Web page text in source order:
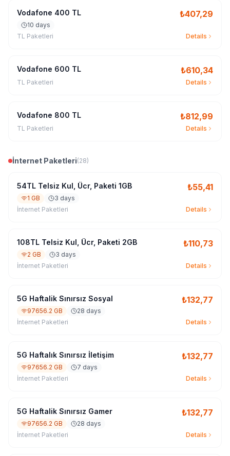
Vodafone 400 TL ₺407,29
10 days
TL Paketleri
Details
Vodafone 600 TL ₺610,34
TL Paketleri Details
Vodafone 800 TL ₺812,99
TL Paketleri Details
İnternet Paketleri(28)
54TL Telsiz Kul, Ücr, Paketi 1GB ₺55,41
1 GB
3 days
İnternet Paketleri
Details
108TL Telsiz Kul, Ücr, Paketi 2GB ₺110,73
2 GB
3 days
İnternet Paketleri
Details
5G Haftalik Sınırsız Sosyal ₺132,77
97656.2 GB
28 days
İnternet Paketleri
Details
5G Haftalık Sınırsız İletişim ₺132,77
97656.2 GB
7 days
İnternet Paketleri
Details
5G Haftalik Sınırsız Gamer ₺132,77
97656.2 GB
28 days
İnternet Paketleri
Details